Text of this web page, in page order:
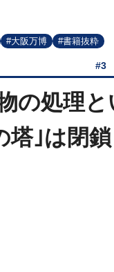
#大阪万博 #書籍抜粋
#3
の処理と
｣は閉